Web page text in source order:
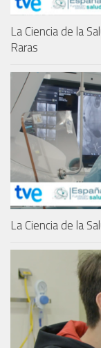
La Ciencia de la
Raras
La Ciencia de la